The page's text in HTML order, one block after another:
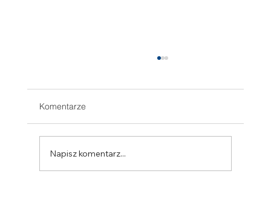
Komentarze
Napisz komentarz...